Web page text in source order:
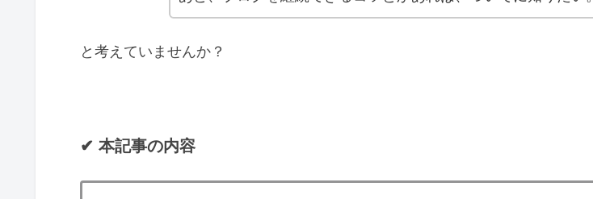
と考えていませんか？
✔︎ 本記事の内容